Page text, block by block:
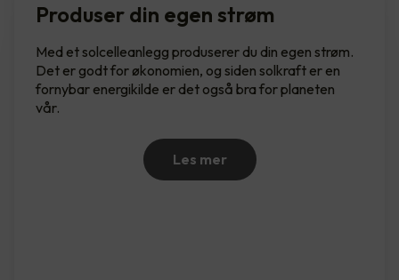
Produser din egen strøm
Med et solcelleanlegg produserer du din egen strøm.
Det er godt for økonomien, og siden solkraft er en
fornybar energikilde er det også bra for planeten
vår.
Les mer